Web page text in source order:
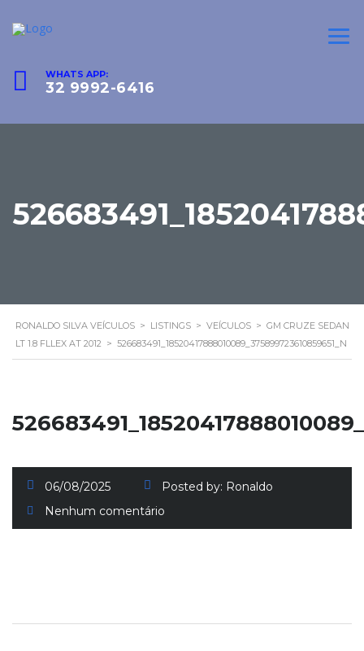
WHATS APP:
32 9992-6416
RONALDO SILVA VEÍCULOS > LISTINGS > VEÍCULOS > GM CRUZE SEDAN
LT 1.8 FLLEX AT 2012 > 526683491_18520417888010089_375899723610859651_N
06/08/2025 Posted by: Ronaldo
Nenhum comentário